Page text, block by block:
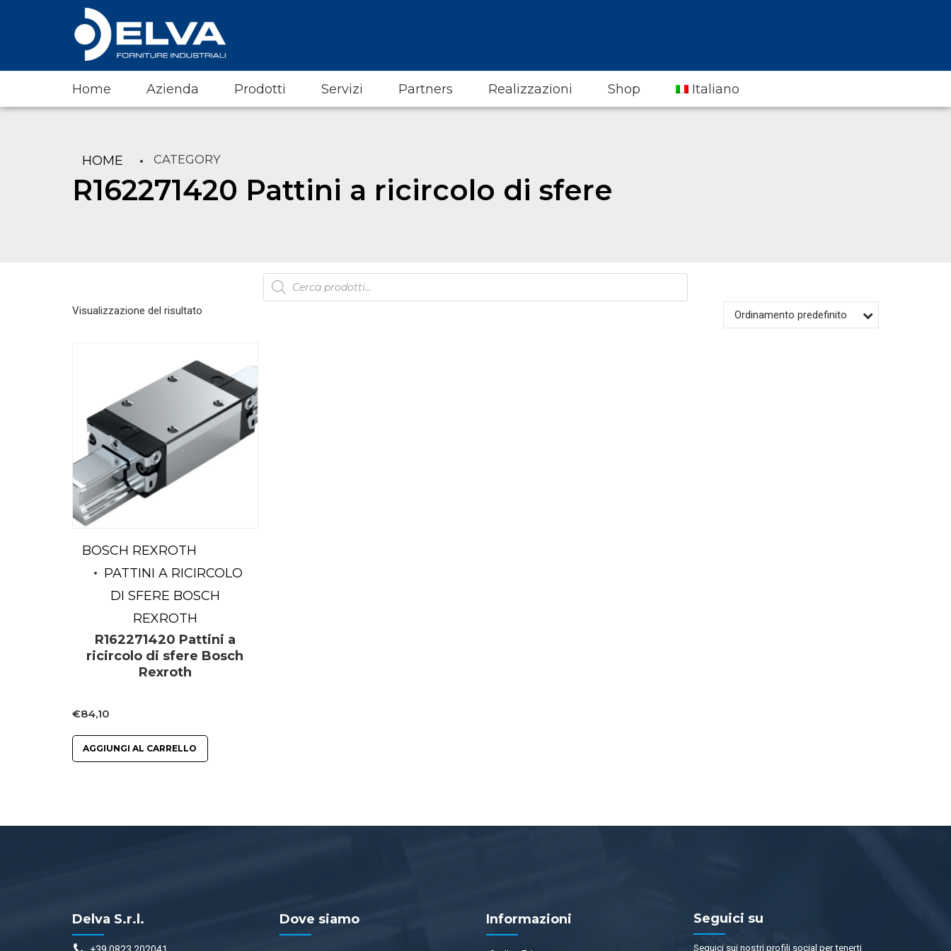
Home Azienda Prodotti Servizi Partners Realizzazioni Shop Italiano
HOME CATEGORY
R162271420 Pattini a ricircolo di sfere
Products
search
Visualizzazione del risultato Ordinamento predefinito
BOSCH REXROTH
PATTINI A RICIRCOLO
DI SFERE BOSCH
REXROTH
R162271420 Pattini a
ricircolo di sfere Bosch
Rexroth
€84,10
AGGIUNGI AL CARRELLO
Delva S.r.l. Dove siamo Informazioni Seguici su
Seguici sui nostri profili social per tenerti